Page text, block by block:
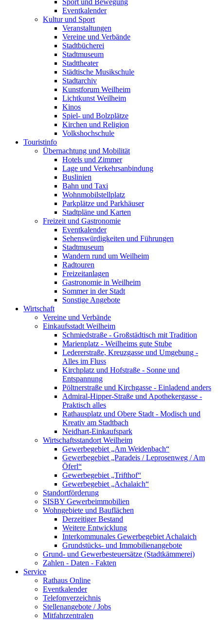
Eventkalender
Kultur und Sport
Veranstaltungen
Vereine und Verbände
Stadtbücherei
Stadtmuseum
Stadttheater
Städtische Musikschule
Stadtarchiv
Kunstforum Weilheim
Lichtkunst Weilheim
Kinos
Spiel- und Bolzplätze
Kirchen und Religion
Volkshochschule
Touristinfo
Übernachtung und Mobilität
Hotels und Zimmer
Lage und Verkehrsanbindung
Buslinien
Bahn und Taxi
Wohnmobilstellplatz
Parkplätze und Parkhäuser
Stadtpläne und Karten
Freizeit und Gastronomie
Eventkalender
Sehenswürdigkeiten und Führungen
Stadtmuseum
Wandern rund um Weilheim
Radtouren
Freizeitanlagen
Gastronomie in Weilheim
Sommer in der Stadt
Sonstige Angebote
Wirtschaft
Vereine und Verbände
Einkaufsstadt Weilheim
Schmiedstraße - Großstädtisch mit Tradition
Marienplatz - Weilheims gute Stube
Ledererstraße, Kreuzgasse und Umgebung -
Alles im Fluss
Kirchplatz und Hofstraße - Sonne und
Entspannung
Pöltnerstraße und Kirchgasse - Einladend anders
Admiral-Hipper-Straße und Apothekergasse -
Praktisch alles
Rathausplatz und Obere Stadt - Modisch und
Kreativ am Stadtbach
Neidhart-Einkaufspark
Wirtschaftsstandort Weilheim
Gewerbegebiet „Am Weidenbach“
Gewerbegebiet „Paradeis / Leprosenweg / Am
Öferl“
Gewerbegebiet „Trifthof“
Gewerbegebiet „Achalaich“
Standortförderung
SISBY Gewerbeimmobilien
Wohngebiete und Bauflächen
Derzeitiger Bestand
Weitere Entwicklung
Interkommunales Gewerbegebiet Achalaich
Grundstücks- und Immobilienangebote
Grund- und Gewerbesteuersätze (Stadtkämmerei)
Zahlen - Daten - Fakten
Service
Rathaus Online
Eventkalender
Telefonverzeichnis
Stellenangebote / Jobs
Mitfahrzentralen